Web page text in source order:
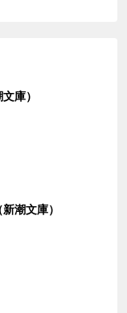
庫）
潮文庫）